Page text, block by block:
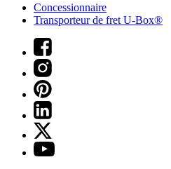
Concessionnaire
Transporteur de fret U-Box®